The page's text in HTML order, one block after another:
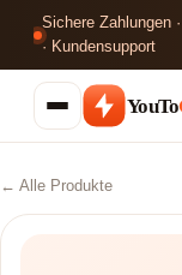
Sichere Zahlungen
· Kundensupport
YouTo
← Alle Produkte